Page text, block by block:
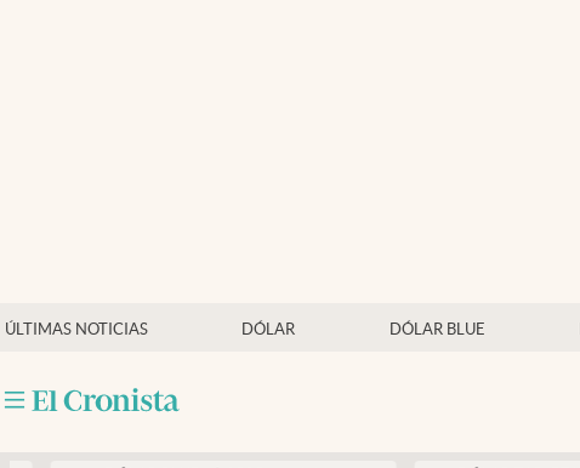
ÚLTIMAS NOTICIAS DÓLAR DÓLAR BLUE
Mercados Online